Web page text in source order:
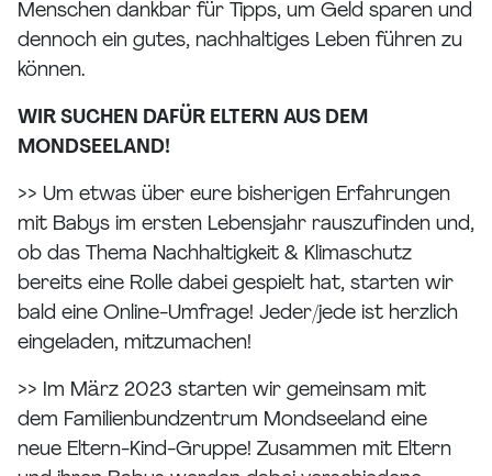
Menschen dankbar für Tipps, um Geld sparen und
dennoch ein gutes, nachhaltiges Leben führen zu
können.
WIR SUCHEN DAFÜR ELTERN AUS DEM
MONDSEELAND!
>> Um etwas über eure bisherigen Erfahrungen
mit Babys im ersten Lebensjahr rauszufinden und,
ob das Thema Nachhaltigkeit & Klimaschutz
bereits eine Rolle dabei gespielt hat, starten wir
bald eine Online-Umfrage! Jeder/jede ist herzlich
eingeladen, mitzumachen!
>> Im März 2023 starten wir gemeinsam mit
dem Familienbundzentrum Mondseeland eine
neue Eltern-Kind-Gruppe! Zusammen mit Eltern